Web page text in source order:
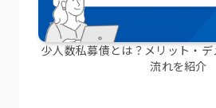
少人数私募債とは？メリット・
流れを紹介